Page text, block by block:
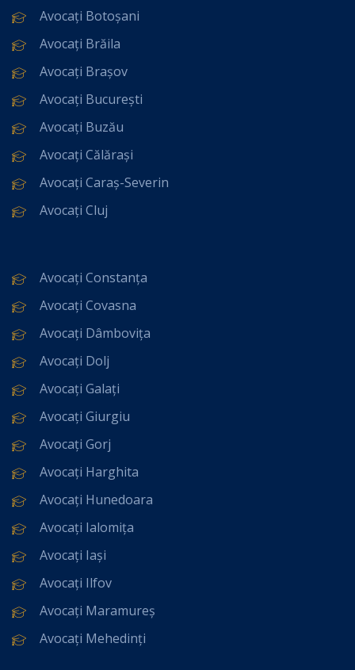
Avocați Botoșani
Avocați Brăila
Avocați Brașov
Avocați București
Avocați Buzău
Avocați Călărași
Avocați Caraș-Severin
Avocați Cluj
Avocați Constanța
Avocați Covasna
Avocați Dâmbovița
Avocați Dolj
Avocați Galați
Avocați Giurgiu
Avocați Gorj
Avocați Harghita
Avocați Hunedoara
Avocați Ialomița
Avocați Iași
Avocați Ilfov
Avocați Maramureș
Avocați Mehedinți